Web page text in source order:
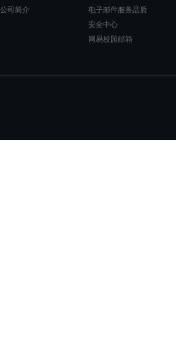
公司简介
电子邮件服务品质
安全中心
网易校园邮箱